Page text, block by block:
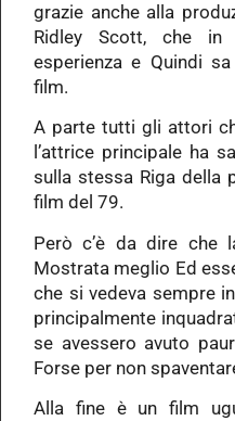
grazie anche alla
Ridley Scott, che
esperienza e Quindi
film.
A parte tutti gli attori
l’attrice principale ha
sulla stessa Riga della
film del 79.
Però c’è da dire che
Mostrata meglio Ed
che si vedeva sempre
principalmente
se avessero avuto
Forse per non
Alla fine è un film